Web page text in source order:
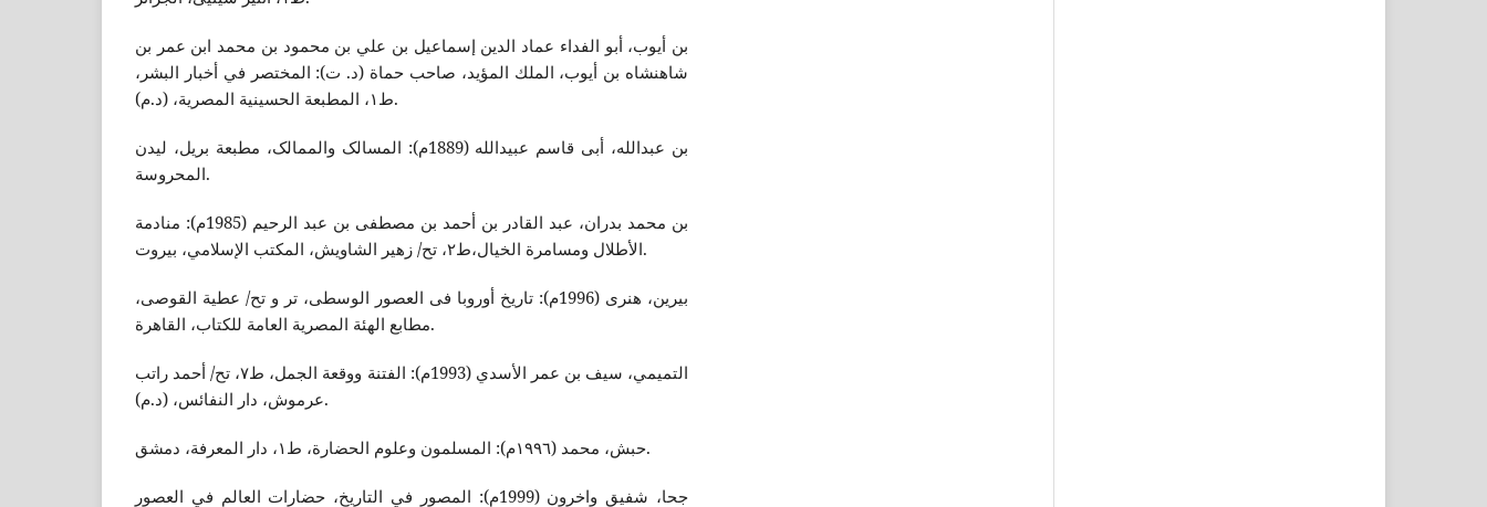
بن أیوب، أبو الفداء عماد الدين إسماعيل بن علي بن محمود بن محمد ابن عمر بن
شاهنشاه بن أيوب، الملك المؤيد، صاحب حماة (د. ت): المختصر في أخبار البشر،
ط١، المطبعة الحسينية المصرية، (د.م).
بن عبدالله، أبی قاسم عبیداللە (1889م): المسالک والممالک، مطبعة بریل، لیدن
المحروسة.
بن محمد بدران، عبد القادر بن أحمد بن مصطفى بن عبد الرحيم (1985م): منادمة
الأطلال ومسامرة الخيال،ط٢، تح/ زهير الشاويش، المكتب الإسلامي، بيروت.
بیرین، هنری (1996م): تاریخ أوروبا فی العصور الوسطى، تر و تح/ عطیة القوصی،
مطابع الهئة المصریة العامة للکتاب، القاهرة.
التميمي، سيف بن عمر الأسدي (1993م): الفتنة ووقعة الجمل، ط٧، تح/ أحمد راتب
عرموش، دار النفائس، (د.م).
حبش، محمد (١٩٩٦م): المسلمون وعلوم الحضارة، ط١، دار المعرفة، دمشق.
جحا، شفيق واخرون (1999م): المصور في التاريخ، حضارات العالم في العصور